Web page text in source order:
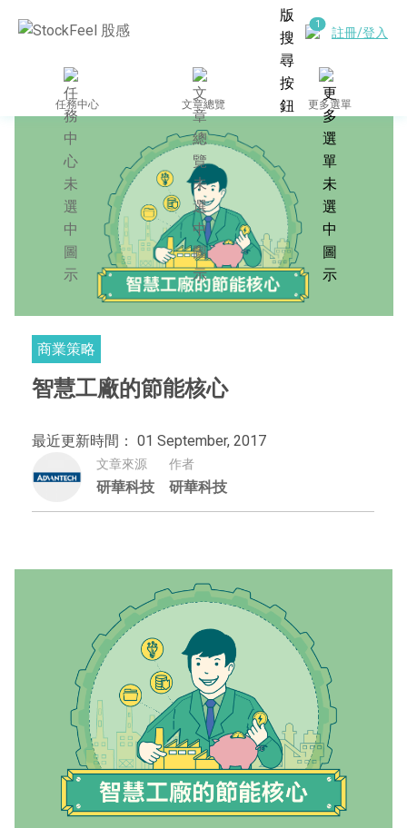
註冊/登入
任務中心 文章總覽 更多選單
商業策略
智慧工廠的節能核心
最近更新時間： 01 September, 2017
文章來源
研華科技
作者
研華科技